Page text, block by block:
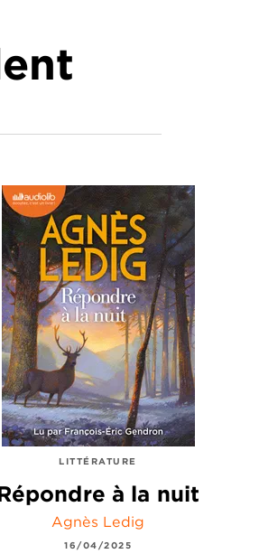
LITTÉRATURE
à la nuit
Agnès Ledig
16/04/2025